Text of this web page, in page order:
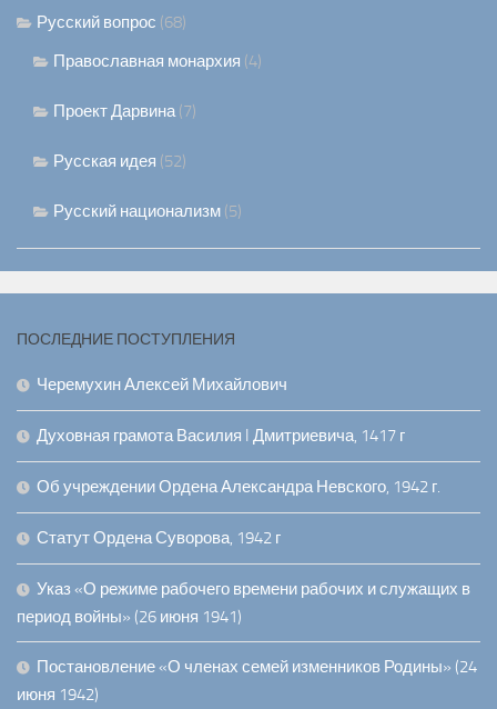
Русский вопрос (68)
Православная монархия (4)
Проект Дарвина(7)
Русская идея (52)
Русский национализм (5)
ПОСЛЕДНИЕ ПОСТУПЛЕНИЯ
Черемухин Алексей Михайлович
Духовная грамота Василия I Дмитриевича, 1417 г
Об учреждении Ордена Александра Невского, 1942 г.
Статут Ордена Суворова, 1942 г
Указ «О режиме рабочего времени рабочих и служащих в
период войны» (26 июня 1941)
Постановление «О членах семей изменников Родины» (24
июня 1942)